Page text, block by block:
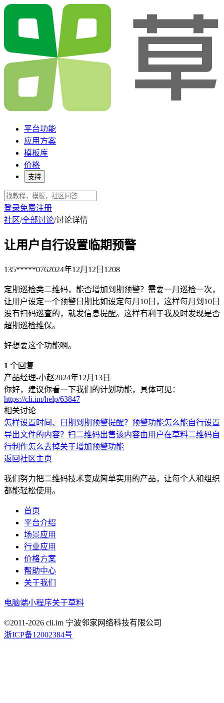
平台功能
应用方案
模板库
价格
支持
登录免费注册
社区/全部讨论/讨论详情
让用户自行设置临期预警
135*****0762024年12月12日 1208
定期巡检类二维码，能否增加到期预警？需要一月巡检一次，
让用户设定一个预警日期比如设定每月10日，这样每月到10日
没有扫码巡查的，就发信息提醒。这样有利于我及时发现是否
超期巡检维保。
好想要这个功能啊。
1 个回复
产品经理-小赵2024年12月13日
你好，建议你看一下我们的计划功能，具体可见：
https://cli.im/help/63847
相关讨论
怎样设置时间、日期到期预警提醒？ 预警功能怎么能自行设置
导出文件的内容？ 扫二维码出售该内容由用户在草料二维码自
行制作怎么去掉关于增加预警功能
返回社区主页
我们努力把二维码技术变成简单实用的产品，让每个人和组织
都能轻松使用。
首页
平台介绍
场景应用
行业应用
价格方案
帮助中心
关于我们
电脑端小程序关于草料
©2011-2026 cli.im 宁波邻家网络科技有限公司
浙ICP备12002384号